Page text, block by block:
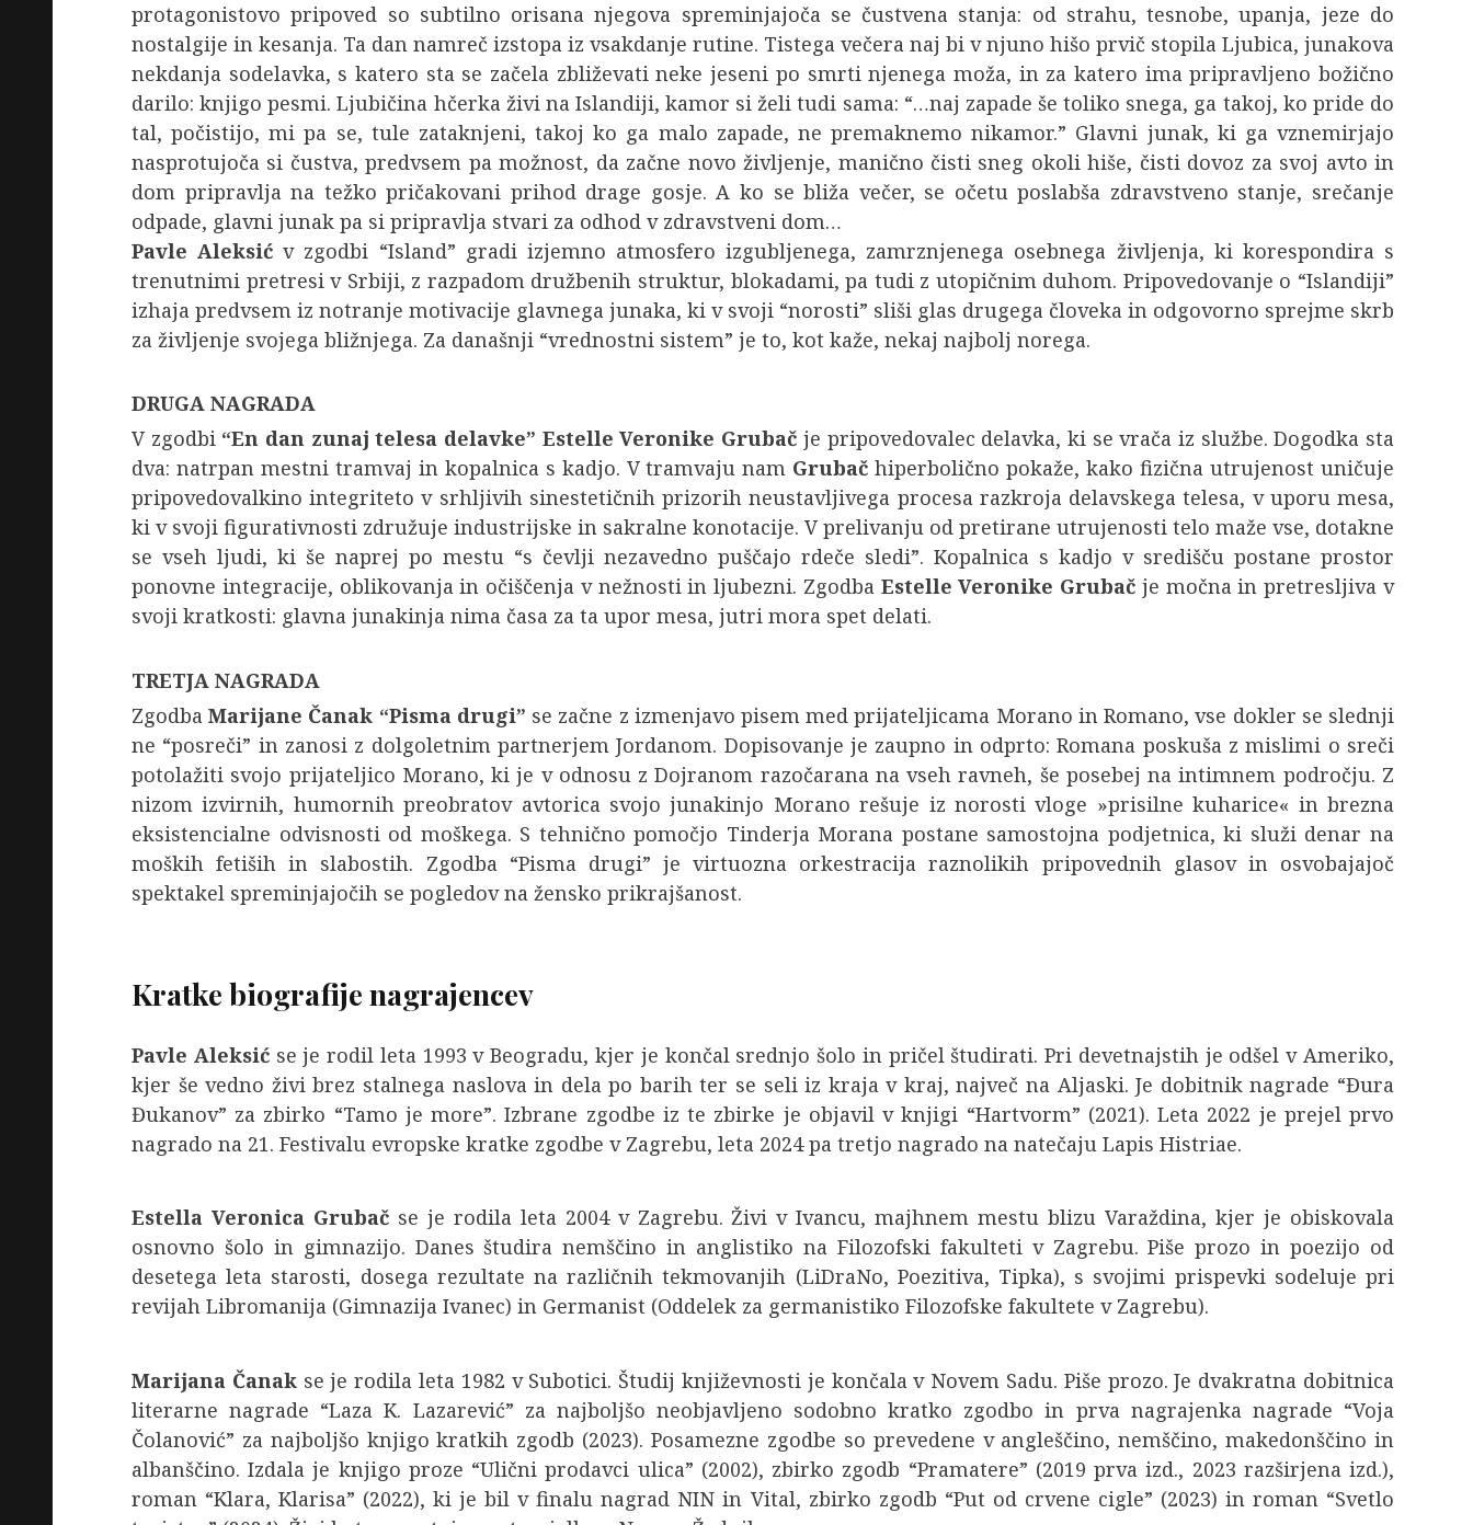
protagonistovo pripoved so subtilno orisana njegova spreminjajoča se čustvena stanja: od strahu, tesnobe, upanja, jeze do
nostalgije in kesanja. Ta dan namreč izstopa iz vsakdanje rutine. Tistega večera naj bi v njuno hišo prvič stopila Ljubica, junakova
nekdanja sodelavka, s katero sta se začela zbliževati neke jeseni po smrti njenega moža, in za katero ima pripravljeno božično
darilo: knjigo pesmi. Ljubičina hčerka živi na Islandiji, kamor si želi tudi sama: “…naj zapade še toliko snega, ga takoj, ko pride do
tal, počistijo, mi pa se, tule zataknjeni, takoj ko ga malo zapade, ne premaknemo nikamor.” Glavni junak, ki ga vznemirjajo
nasprotujoča si čustva, predvsem pa možnost, da začne novo življenje, manično čisti sneg okoli hiše, čisti dovoz za svoj avto in
dom pripravlja na težko pričakovani prihod drage gosje. A ko se bliža večer, se očetu poslabša zdravstveno stanje, srečanje
odpade, glavni junak pa si pripravlja stvari za odhod v zdravstveni dom…
Pavle Aleksić v zgodbi “Island” gradi izjemno atmosfero izgubljenega, zamrznjenega osebnega življenja, ki korespondira s
trenutnimi pretresi v Srbiji, z razpadom družbenih struktur, blokadami, pa tudi z utopičnim duhom. Pripovedovanje o “Islandiji”
izhaja predvsem iz notranje motivacije glavnega junaka, ki v svoji “norosti” sliši glas drugega človeka in odgovorno sprejme skrb
za življenje svojega bližnjega. Za današnji “vrednostni sistem” je to, kot kaže, nekaj najbolj norega.
DRUGA NAGRADA
V zgodbi “En dan zunaj telesa delavke” Estelle Veronike Grubač je pripovedovalec delavka, ki se vrača iz službe. Dogodka sta
dva: natrpan mestni tramvaj in kopalnica s kadjo. V tramvaju nam Grubač hiperbolično pokaže, kako fizična utrujenost uničuje
pripovedovalkino integriteto v srhljivih sinestetičnih prizorih neustavljivega procesa razkroja delavskega telesa, v uporu mesa,
ki v svoji figurativnosti združuje industrijske in sakralne konotacije. V prelivanju od pretirane utrujenosti telo maže vse, dotakne
se vseh ljudi, ki še naprej po mestu “s čevlji nezavedno puščajo rdeče sledi”. Kopalnica s kadjo v središču postane prostor
ponovne integracije, oblikovanja in očiščenja v nežnosti in ljubezni. Zgodba Estelle Veronike Grubač je močna in pretresljiva v
svoji kratkosti: glavna junakinja nima časa za ta upor mesa, jutri mora spet delati.
TRETJA NAGRADA
ZgodbaMarijane Čanak “Pisma drugi” se začne z izmenjavo pisem med prijateljicama Morano in Romano, vse dokler se slednji
ne “posreči” in zanosi z dolgoletnim partnerjem Jordanom. Dopisovanje je zaupno in odprto: Romana poskuša z mislimi o sreči
potolažiti svojo prijateljico Morano, ki je v odnosu z Dojranom razočarana na vseh ravneh, še posebej na intimnem področju. Z
nizom izvirnih, humornih preobratov avtorica svojo junakinjo Morano rešuje iz norosti vloge »prisilne kuharice« in brezna
eksistencialne odvisnosti od moškega. S tehnično pomočjo Tinderja Morana postane samostojna podjetnica, ki služi denar na
moških fetiših in slabostih. Zgodba “Pisma drugi” je virtuozna orkestracija raznolikih pripovednih glasov in osvobajajoč
spektakel spreminjajočih se pogledov na žensko prikrajšanost.
Kratke biografije nagrajencev
Pavle Aleksićse je rodil leta 1993 v Beogradu, kjer je končal srednjo šolo in pričel študirati. Pri devetnajstih je odšel v Ameriko,
kjer še vedno živi brez stalnega naslova in dela po barih ter se seli iz kraja v kraj, največ na Aljaski. Je dobitnik nagrade “Đura
Đukanov” za zbirko “Tamo je more”. Izbrane zgodbe iz te zbirke je objavil v knjigi “Hartvorm” (2021). Leta 2022 je prejel prvo
nagrado na 21. Festivalu evropske kratke zgodbe v Zagrebu, leta 2024 pa tretjo nagrado na natečaju Lapis Histriae.
Estella Veronica Grubačse je rodila leta 2004 v Zagrebu. Živi v Ivancu, majhnem mestu blizu Varaždina, kjer je obiskovala
osnovno šolo in gimnazijo. Danes študira nemščino in anglistiko na Filozofski fakulteti v Zagrebu. Piše prozo in poezijo od
desetega leta starosti, dosega rezultate na različnih tekmovanjih (LiDraNo, Poezitiva, Tipka), s svojimi prispevki sodeluje pri
revijah Libromanija (Gimnazija Ivanec) in Germanist (Oddelek za germanistiko Filozofske fakultete v Zagrebu).
Marijana Čanakse je rodila leta 1982 v Subotici. Študij književnosti je končala v Novem Sadu. Piše prozo. Je dvakratna dobitnica
literarne nagrade “Laza K. Lazarević” za najboljšo neobjavljeno sodobno kratko zgodbo in prva nagrajenka nagrade “Voja
Čolanović” za najboljšo knjigo kratkih zgodb (2023). Posamezne zgodbe so prevedene v angleščino, nemščino, makedonščino in
albanščino. Izdala je knjigo proze “Ulični prodavci ulica” (2002), zbirko zgodb “Pramatere” (2019 prva izd., 2023 razširjena izd.),
roman “Klara, Klarisa” (2022), ki je bil v finalu nagrad NIN in Vital, zbirko zgodb “Put od crvene cigle” (2023) in roman “Svetlo